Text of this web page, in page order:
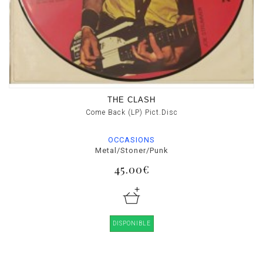
THE CLASH
Come Back (LP) Pict.Disc
OCCASIONS
Metal/Stoner/Punk
45.00€
DISPONIBLE